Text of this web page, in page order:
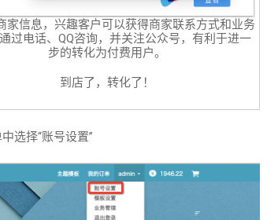
家信息，兴趣客户可以获得商家联系方式和业务
过电话、QQ咨询，并关注公众号，有利于进一
步的转化为付费用户。
到店了，转化了！
选择“账号设置”